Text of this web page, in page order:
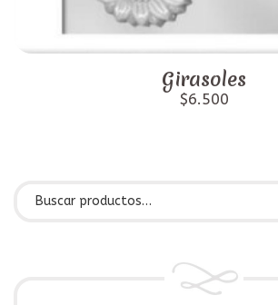
Girasoles
$6.500